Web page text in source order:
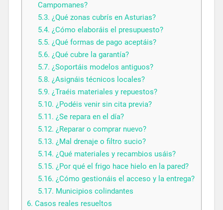
Campomanes?
5.3. ¿Qué zonas cubrís en Asturias?
5.4. ¿Cómo elaboráis el presupuesto?
5.5. ¿Qué formas de pago aceptáis?
5.6. ¿Qué cubre la garantía?
5.7. ¿Soportáis modelos antiguos?
5.8. ¿Asignáis técnicos locales?
5.9. ¿Traéis materiales y repuestos?
5.10. ¿Podéis venir sin cita previa?
5.11. ¿Se repara en el día?
5.12. ¿Reparar o comprar nuevo?
5.13. ¿Mal drenaje o filtro sucio?
5.14. ¿Qué materiales y recambios usáis?
5.15. ¿Por qué el frigo hace hielo en la pared?
5.16. ¿Cómo gestionáis el acceso y la entrega?
5.17. Municipios colindantes
6. Casos reales resueltos